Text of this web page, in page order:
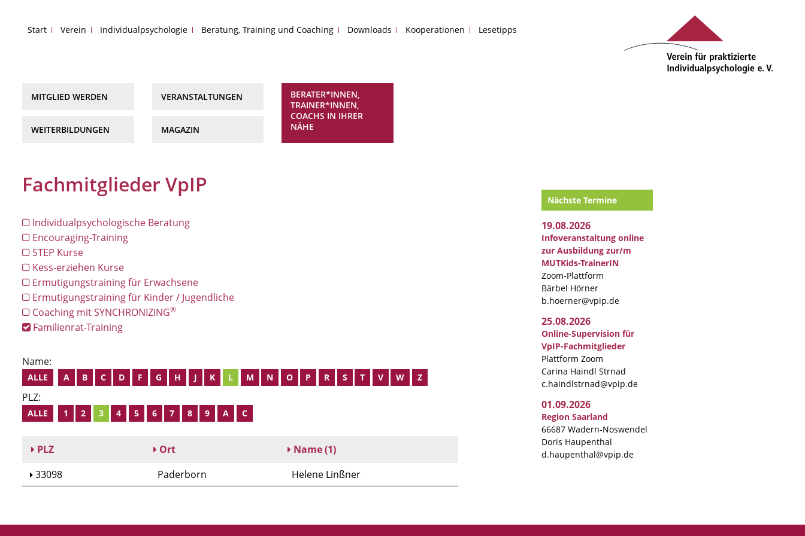
Start Verein Individualpsychologie Beratung, Training und Coaching Downloads Kooperationen Lesetipps
MITGLIED WERDEN
WEITERBILDUNGEN
VERANSTALTUNGEN
MAGAZIN
BERATER*INNEN,
TRAINER*INNEN,
COACHS IN IHRER
NÄHE
Fachmitglieder VpIP
Individualpsychologische Beratung
Encouraging-Training
STEP Kurse
Kess-erziehen Kurse
Ermutigungstraining für Erwachsene
Ermutigungstraining für Kinder / Jugendliche
Coaching mit SYNCHRONIZING®
Familienrat-Training
Name:
ALLE A B C D F G H J K L M N O P R S T V W Z
PLZ:
ALLE 1 2 3 4 5 6 7 8 9 A C
PLZ Ort Name(1)
33098
Paderborn Helene Linßner
Nächste Termine
19.08.2026
Infoveranstaltung online
zur Ausbildung zur/m
MUTKids-TrainerIN
Zoom-Plattform
Bärbel Hörner
b.hoerner@vpip.de
25.08.2026
Online-Supervision für
VpIP-Fachmitglieder
Plattform Zoom
Carina Haindl Strnad
c.haindlstrnad@vpip.de
01.09.2026
Region Saarland
66687 Wadern-Noswendel
Doris Haupenthal
d.haupenthal@vpip.de